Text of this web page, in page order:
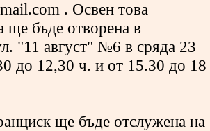
. Освен това
ще бъде отворена в
"11 август" №6 в сряда 23
до 12,30 ч. и от 15.30 до 18
ще бъде отслужена на